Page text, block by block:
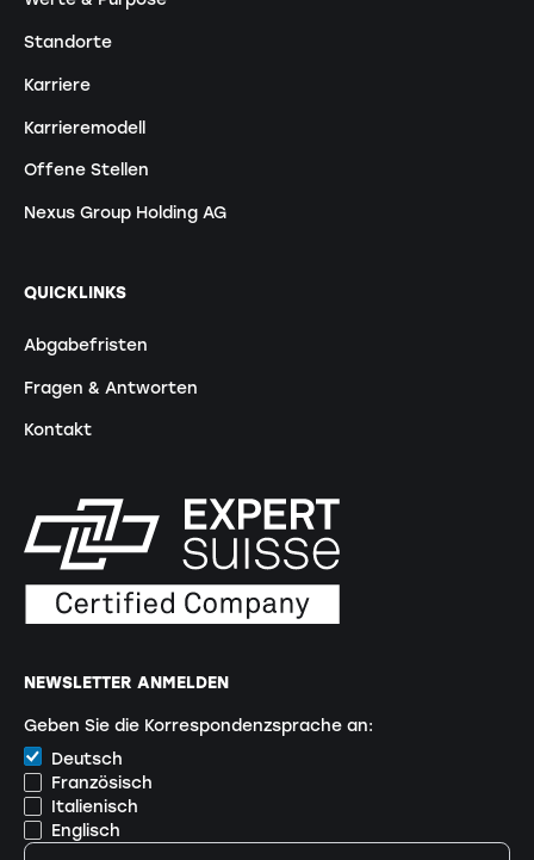
Standorte
Karriere
Karrieremodell
Offene Stellen
Nexus Group Holding AG
QUICKLINKS
Abgabefristen
Fragen & Antworten
Kontakt
NEWSLETTER ANMELDEN
Geben Sie die Korrespondenzsprache an:
Deutsch
Französisch
Italienisch
Englisch